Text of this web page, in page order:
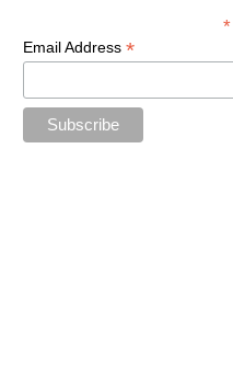
*
Email Address *